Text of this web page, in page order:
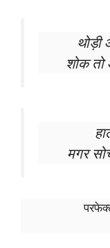
थोड़ी
शोक
मगर